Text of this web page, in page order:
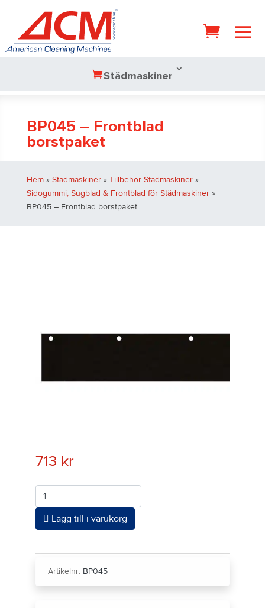
Städmaskiner
BP045 – Frontblad
borstpaket
Hem» Städmaskiner» Tillbehör Städmaskiner»
Sidogummi, Sugblad & Frontblad för Städmaskiner»
BP045 – Frontblad borstpaket
713 kr
Antal
Lägg till i varukorg
Artikelnr: BP045